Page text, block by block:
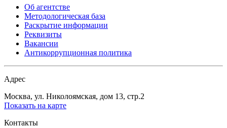
Об агентстве
Методологическая база
Раскрытие информации
Реквизиты
Вакансии
Антикоррупционная политика
Адрес
Москва, ул. Николоямская, дом 13, стр.2
Показать на карте
Контакты